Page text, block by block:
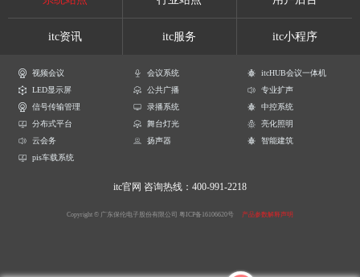
itc资讯 itc服务 itc小程序
视频会议 会议系统
itcHUB会议一体机
LED显示屏
公共广播
专业扩声
信号传输管理
录播系统
中控系统
分布式平台
舞台灯光
亮化照明
云会务
扬声器
智能建筑
pis车载系统
itc官网 咨询热线：400-991-2218
Copyright © 广东保伦电子股份有限公司 粤ICP备16106620号 产品参数解释声明